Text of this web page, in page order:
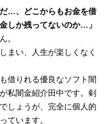
だ…、どこからもお金を借
しか残ってないのか…」
。
まい、人生が楽しくなく
借りれる優良なソフト闇
私闇金紹介田中です。剣
しょうが、完全に個人的
ています。